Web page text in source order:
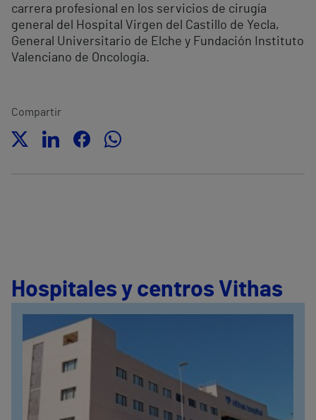
carrera profesional en los servicios de cirugía
general del Hospital Virgen del Castillo de Yecla,
General Universitario de Elche y Fundación Instituto
Valenciano de Oncología.
Compartir
Hospitales y centros Vithas